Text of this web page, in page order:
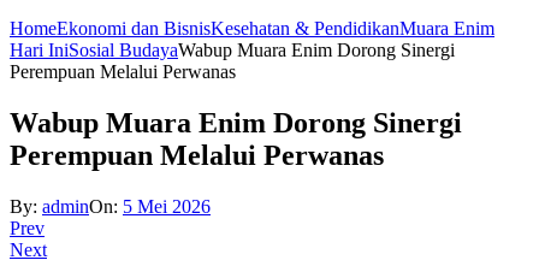
HomeEkonomi dan BisnisKesehatan & PendidikanMuara Enim
Hari IniSosial BudayaWabup Muara Enim Dorong Sinergi
Perempuan Melalui Perwanas
Wabup Muara Enim Dorong Sinergi
Perempuan Melalui Perwanas
By: adminOn: 5 Mei 2026
Prev
Next